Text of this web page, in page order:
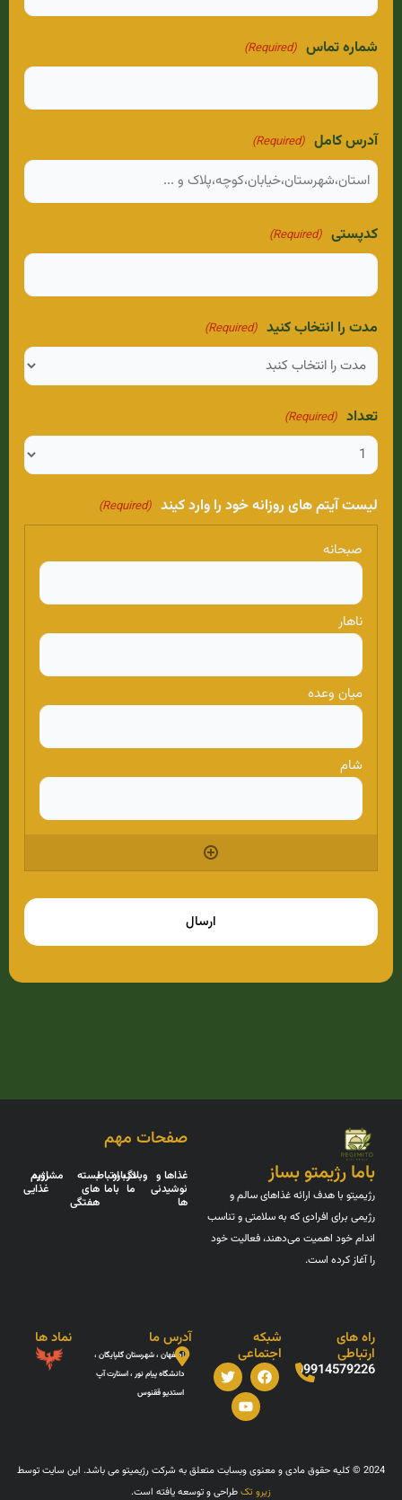
شماره تماس (Required)
آدرس کامل (Required)
کدپستی (Required)
مدت را انتخاب کنید (Required)
تعداد (Required)
لیست آیتم های روزانه خود را وارد کیند (Required)
باما رژیمتو بساز
رژیمیتو با هدف ارائه غذاهای سالم و
رژیمی برای افرادی که به سلامتی و تناسب
اندام خود اهمیت می‌دهند، فعالیت خود
را آغاز کرده است.
صفحات مهم
غذاها و
نوشیدنی
ها
وبلاگدرباره
ما
ارتباط
باما
بسته
های
هفتگی
مشاوره
رژیم
غذایی
راه های
ارتباطی
09914579226
شبکه
اجتماعی
F
a
c
e
k
T
w
i
Y
o
u
t
u
آدرس ما
اصفهان ، شهرستان گلپایگان ،
دانشگاه پیام نور ، استارت آپ
استدیو ققنوس
نماد ها
2024 © کلیه حقوق مادی و معنوی وبسایت متعلق به شرکت رژیمیتو می باشد. این سایت توسط
زیرو تکطراحی و توسعه یافته است.